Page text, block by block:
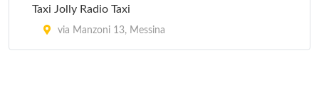
Taxi Jolly Radio Taxi
via Manzoni 13, Messina